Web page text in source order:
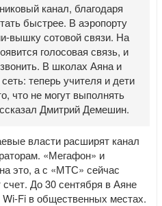
канал, благодаря
быстрее. В аэропорту
вышку сотовой связи. На
голосовая связь, и
В школах Аяна и
теперь учителя и дети
что не могут выполнять
Дмитрий Демешин.
власти расширят канал
«Мегафон» и
это, а с «МТС» сейчас
счет. До 30 сентября в Аяне
Fi в общественных местах.